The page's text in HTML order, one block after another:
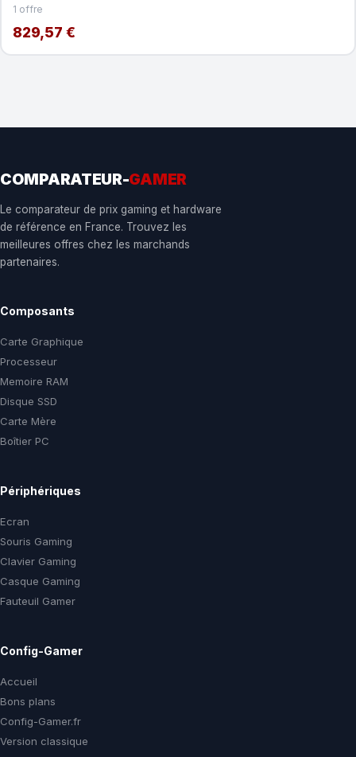
1 offre
829,57 €
COMPARATEUR-GAMER
Le comparateur de prix gaming et hardware
de référence en France. Trouvez les
meilleures offres chez les marchands
partenaires.
Composants
Carte Graphique
Processeur
Memoire RAM
Disque SSD
Carte Mère
Boîtier PC
Périphériques
Ecran
Souris Gaming
Clavier Gaming
Casque Gaming
Fauteuil Gamer
Config-Gamer
Accueil
Bons plans
Config-Gamer.fr
Version classique